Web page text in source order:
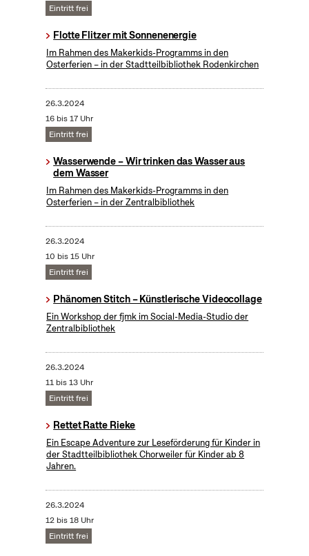
Eintritt frei
Flotte Flitzer mit Sonnenenergie
Im Rahmen des Makerkids-Programms in den
Osterferien – in der Stadtteilbibliothek Rodenkirchen
26.3.2024
16 bis 17 Uhr
Eintritt frei
Wasserwende – Wir trinken das Wasser aus
dem Wasser
Im Rahmen des Makerkids-Programms in den
Osterferien – in der Zentralbibliothek
26.3.2024
10 bis 15 Uhr
Eintritt frei
Phänomen Stitch – Künstlerische Videocollage
Ein Workshop der fjmk im Social-Media-Studio der
Zentralbibliothek
26.3.2024
11 bis 13 Uhr
Eintritt frei
Rettet Ratte Rieke
Ein Escape Adventure zur Leseförderung für Kinder in
der Stadtteilbibliothek Chorweiler für Kinder ab 8
Jahren.
26.3.2024
12 bis 18 Uhr
Eintritt frei